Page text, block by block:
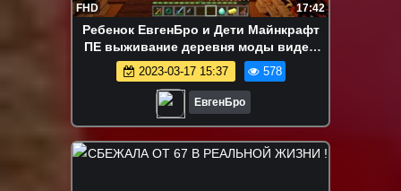
FHD 17:42
Ребенок ЕвгенБро и Дети Майнкрафт
ПЕ выживание деревня моды видео
Minecraft PE
2023-03-17 15:37 578
ЕвгенБро